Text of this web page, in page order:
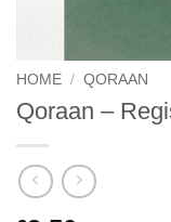
HOME / QORAAN
Qoraan –